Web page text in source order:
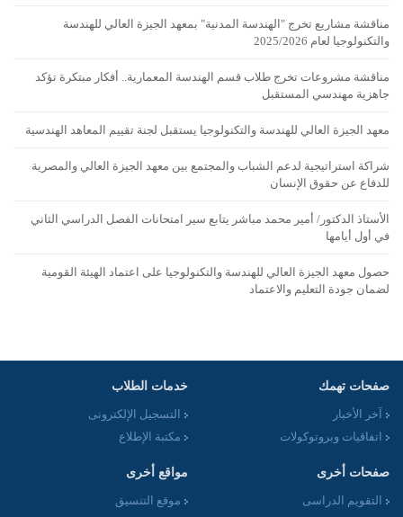
مناقشة مشاريع تخرج "الهندسة المدنية" بمعهد الجيزة العالي للهندسة
والتكنولوجيا لعام 2025/2026
مناقشة مشروعات تخرج طلاب قسم الهندسة المعمارية.. أفكار مبتكرة تؤكد
جاهزية مهندسي المستقبل
معهد الجيزة العالي للهندسة والتكنولوجيا يستقبل لجنة تقييم المعاهد الهندسية
شراكة استراتيجية لدعم الشباب والمجتمع بين معهد الجيزة العالي والمصرية
للدفاع عن حقوق الإنسان
الأستاذ الدكتور/ أمير محمد مباشر يتابع سير امتحانات الفصل الدراسي الثاني
في أول أيامها
حصول معهد الجيزة العالي للهندسة والتكنولوجيا على اعتماد الهيئة القومية
لضمان جودة التعليم والاعتماد
صفحات تهمك
آخر الأخبار
اتفاقيات وبروتوكولات
خدمات الطلاب
التسجيل الإلكترونى
مكتبة الإطلاع
صفحات أخرى
التقويم الدراسى
مواقع أخرى
موقع التنسيق